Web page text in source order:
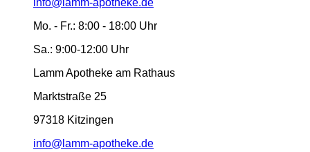
Mo. - Fr.: 8:00 - 18:00 Uhr
Sa.: 9:00-12:00 Uhr
Lamm Apotheke am Rathaus
Marktstraße 25
97318 Kitzingen
info@lamm-apotheke.de